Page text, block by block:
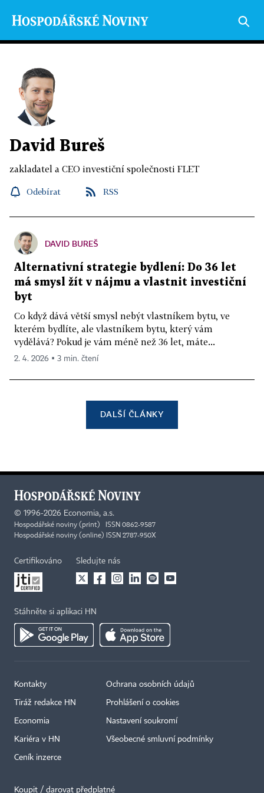
David Bureš
zakladatel a CEO investiční společnosti FLET
Odebírat RSS
DAVID BUREŠ
Alternativní strategie bydlení: Do 36 let
má smysl žít v nájmu a vlastnit investiční
byt
Co když dává větší smysl nebýt vlastníkem bytu, ve
kterém bydlíte, ale vlastníkem bytu, který vám
vydělává? Pokud je vám méně než 36 let, máte...
2. 4. 2026 ▪ 3 min. čtení
DALŠÍ ČLÁNKY
© 1996-2026 Economia, a.s.
Hospodářské noviny (print) ISSN 0862-9587
Hospodářské noviny (online) ISSN 2787-950X
Certifikováno Sledujte nás
Stáhněte si aplikaci HN
Kontakty
Tiráž redakce HN
Economia
Kariéra v HN
Ceník inzerce
Ochrana osobních údajů
Prohlášení o cookies
Nastavení soukromí
Všeobecné smluvní podmínky
Koupit / darovat předplatné